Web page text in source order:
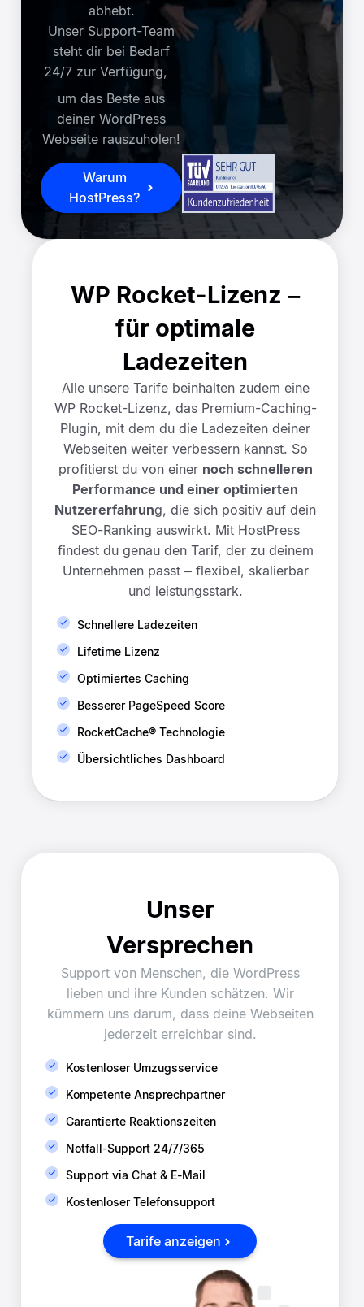
abhebt.
Unser Support-Team
steht dir bei Bedarf
24/7 zur Verfügung,
um das Beste aus
deiner WordPress
Webseite rauszuholen!
Warum
HostPress?
WP Rocket-Lizenz –
für optimale
Ladezeiten
Alle unsere Tarife beinhalten zudem eine
WP Rocket-Lizenz, das Premium-Caching-
Plugin, mit dem du die Ladezeiten deiner
Webseiten weiter verbessern kannst. So
profitierst du von einer noch schnelleren
Performance und einer optimierten
Nutzererfahrung, die sich positiv auf dein
SEO-Ranking auswirkt. Mit HostPress
findest du genau den Tarif, der zu deinem
Unternehmen passt – flexibel, skalierbar
und leistungsstark.
Schnellere Ladezeiten
Lifetime Lizenz
Optimiertes Caching
Besserer PageSpeed Score
RocketCache® Technologie
Übersichtliches Dashboard
Unser
Versprechen
Support von Menschen, die WordPress
lieben und ihre Kunden schätzen. Wir
kümmern uns darum, dass deine Webseiten
jederzeit erreichbar sind.
Kostenloser Umzugsservice
Kompetente Ansprechpartner
Garantierte Reaktionszeiten
Notfall-Support 24/7/365
Support via Chat & E-Mail
Kostenloser Telefonsupport
Tarife anzeigen